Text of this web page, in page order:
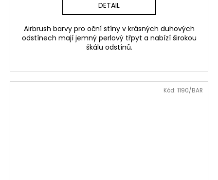
DETAIL
Airbrush barvy pro oční stíny v krásných duhových
odstínech mají jemný perlový třpyt a nabízí širokou
škálu odstínů.
Kód: 1190/BAR